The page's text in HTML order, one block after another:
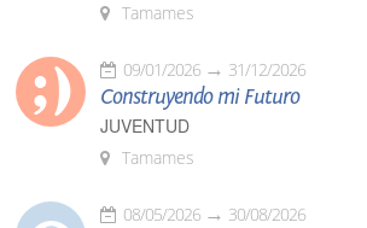
Tamames
09/01/2026 31/12/2026
Construyendo mi Futuro
JUVENTUD
Tamames
08/05/2026 30/08/2026